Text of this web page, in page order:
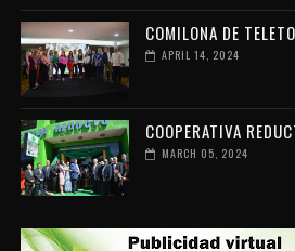
COMILONA DE
APRIL 14, 2024
COOPERATIVA
MARCH 05, 2024